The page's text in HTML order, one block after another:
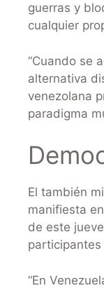
guerras y
cualquier
“Cuando se
alternativa
venezolana
paradigma
El también
manifiesta
de este
participantes
“En